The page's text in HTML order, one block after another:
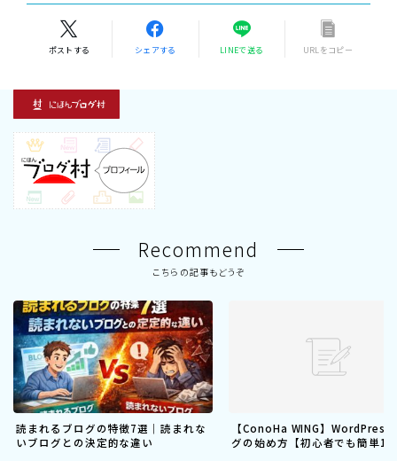
ポストする シェアする LINEで送る URLをコピー
Recommend
こちらの記事もどうぞ
読まれるブログの特徴7選｜読まれな
いブログとの決定的な違い
【ConoHa WING】WordPress
グの始め方【初心者でも簡単10